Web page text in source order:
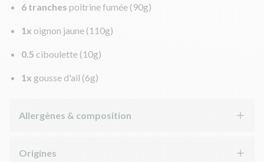
6 tranches poitrine fumée (90g)
1x oignon jaune (110g)
0.5 ciboulette (10g)
1x gousse d'ail (6g)
Allergènes & composition
Origines